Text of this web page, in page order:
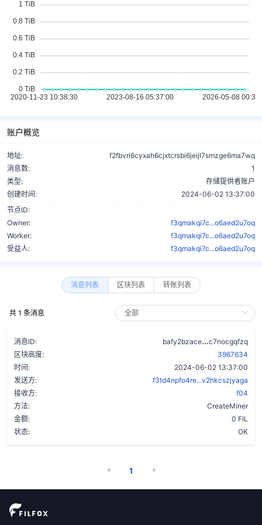
账户概览
地址:
f2fbvri6cyxah6cjxtcrsbi6jeijl7smzge6ma7wq
消息数:
1
类型:
存储提供者账户
创建时间:
2024-06-02 13:37:00
节点ID:
Owner:
f3qmakqi7c...o6aed2u7oq
Worker:
f3qmakqi7c...o6aed2u7oq
受益人:
f3qmakqi7c...o6aed2u7oq
消息列表 区块列表 转账列表
共 1 条消息
消息ID: bafy2bzace
c7nocgqfzq
区块高度:
3967634
时间:
2024-06-02 13:37:00
发送方:
f3td4npfo4re...v2hkcszjyaga
接收方:
f04
方法:
CreateMiner
金额:
0 FIL
状态:
OK
1